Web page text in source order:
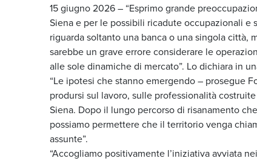
15 giugno 2026 – “Esprimo grande
Siena e per le possibili ricadute occupazionali
riguarda soltanto una banca o una singola città,
sarebbe un grave errore considerare le
alle sole dinamiche di mercato”. Lo dichiara in
“Le ipotesi che stanno emergendo – prosegue
prodursi sul lavoro, sulle professionalità
Siena. Dopo il lungo percorso di risanamento
possiamo permettere che il territorio venga
assunte”.
“Accogliamo positivamente l’iniziativa avviata